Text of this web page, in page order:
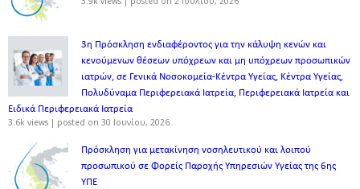
3η Πρόσκληση ενδιαφέροντος για την κάλυψη κενών και
κενούμενων θέσεων υπόχρεων και μη υπόχρεων προσωπικών
ιατρών, σε Γενικά Νοσοκομεία-Κέντρα Υγείας, Κέντρα Υγείας,
Πολυδύναμα Περιφερειακά Ιατρεία, Περιφερειακά Ιατρεία και
Ειδικά Περιφερειακά Ιατρεία
3.6k views | posted on 30 Ιουνίου, 2026
Πρόσκληση για μετακίνηση νοσηλευτικού και λοιπού
προσωπικού σε Φορείς Παροχής Υπηρεσιών Υγείας της 6ης
ΥΠΕ